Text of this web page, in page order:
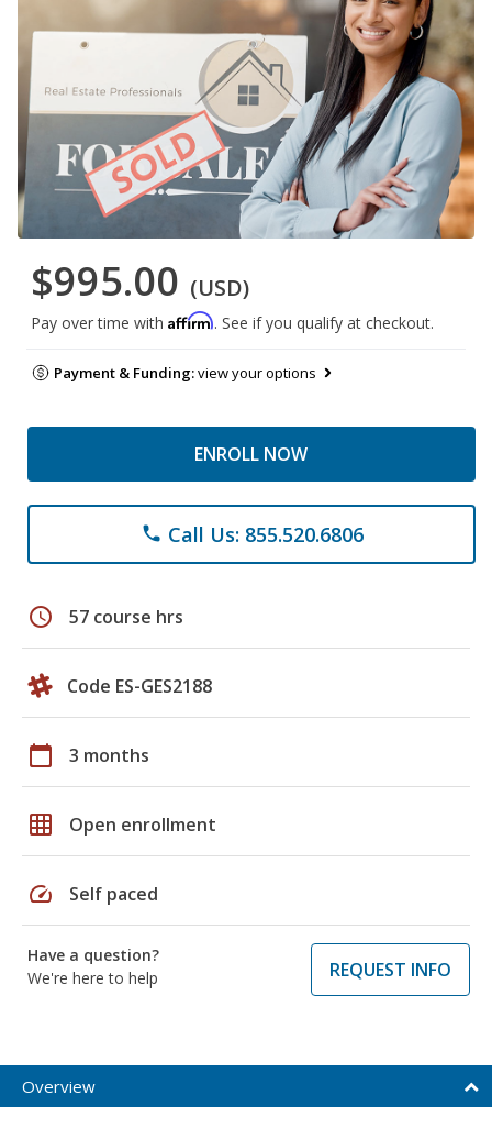
$995.00 (USD)
Pay over time with Affirm. See if you qualify at checkout.
Payment & Funding:view your options
ENROLL NOW
phone Call Us: 855.520.6806
schedule 57 course hrs
Code ES-GES2188
calendar_today 3 months
grid_on Open enrollment
speed Self paced
Have a question?
We're here to help
REQUEST INFO
Overview